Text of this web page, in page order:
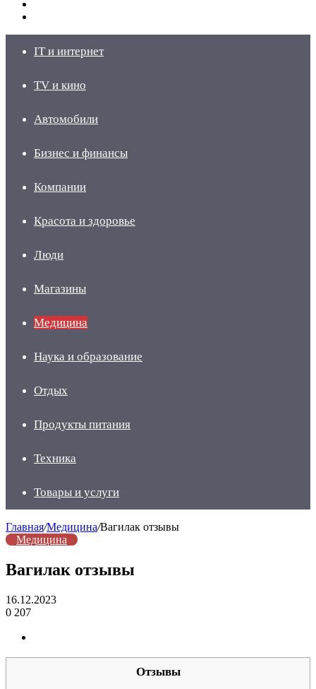
IT и интернет
TV и кино
Автомобили
Бизнес и финансы
Компании
Красота и здоровье
Люди
Магазины
Медицина
Наука и образование
Отдых
Продукты питания
Техника
Товары и услуги
Главная/Медицина/Вагилак отзывы
Медицина
Вагилак отзывы
16.12.2023
0 207
Отзывы